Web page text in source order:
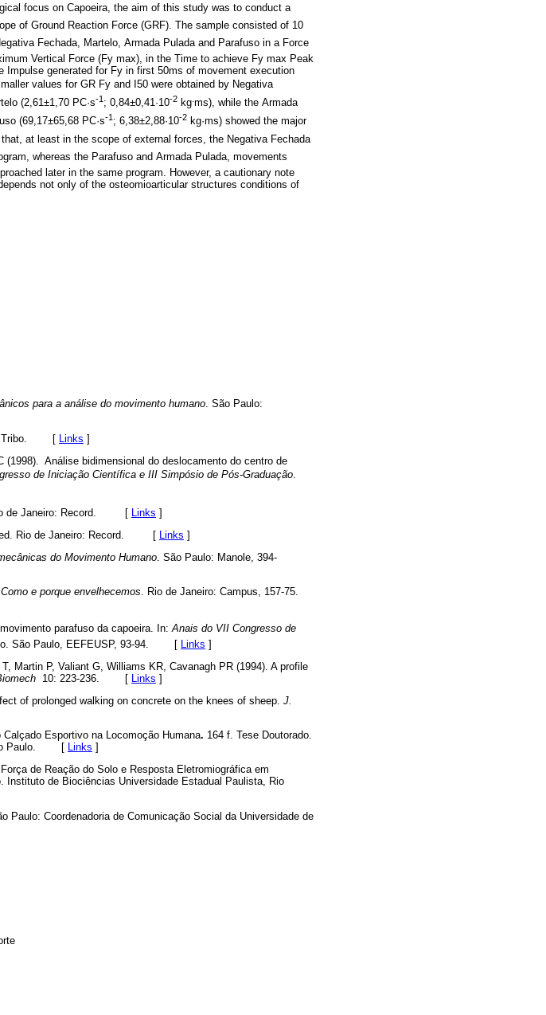
focus on Capoeira, the aim of this study was to conduct a
of Ground Reaction Force (GRF). The sample consisted of 10
Fechada, Martelo, Armada Pulada and Parafuso in a Force
Vertical Force (Fy max), in the Time to achieve Fy max Peak
generated for Fy in first 50ms of movement execution
values for GR Fy and I50 were obtained by Negativa
(2,61±1,70 PC·s-1 ; 0,84±0,41·10-2 kg ms), while the Armada
(69,17±65,68 PC·s-1 ; 6,38±2,88·10-2 kg·ms) showed the major
at least in the scope of external forces, the Negativa Fechada
whereas the Parafuso and Armada Pulada, movements
later in the same program. However, a cautionary note
not only of the osteomioarticular structures conditions of
para a análise do movimento humano. São Paulo:
da Tribo. [ Links ]
Análise bidimensional do deslocamento do centro de
de Iniciação Científica e III Simpósio de Pós-Graduação
de Janeiro: Record. [ Links ]
Rio de Janeiro: Record. [ Links ]
do Movimento Humano. São Paulo: Manole, 394-
Como e porque envelhecemos. Rio de Janeiro: Campus, 157-75.
parafuso da capoeira. In: Anais do VII Congresso de
São Paulo, EEFEUSP, 93-94. [ Links ]
Martin P, Valiant G, Williams KR, Cavanagh PR (1994). A profile
10: 223-236. [ Links ]
of prolonged walking on concrete on the knees of sheep. J.
Esportivo na Locomoção Humana. 164 f. Tese Doutorado.
São Paulo. [ Links ]
de Reação do Solo e Resposta Eletromiográfica em
Instituto de Biociências Universidade Estadual Paulista, Rio
Paulo: Coordenadoria de Comunicação Social da Universidade de